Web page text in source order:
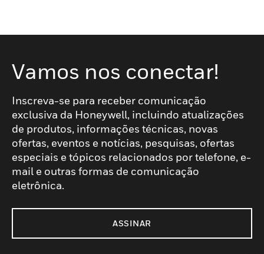
Vamos nos conectar!
Inscreva-se para receber comunicação
exclusiva da Honeywell, incluindo atualizações
de produtos, informações técnicas, novas
ofertas, eventos e notícias, pesquisas, ofertas
especiais e tópicos relacionados por telefone, e-
mail e outras formas de comunicação
eletrônica.
ASSINAR